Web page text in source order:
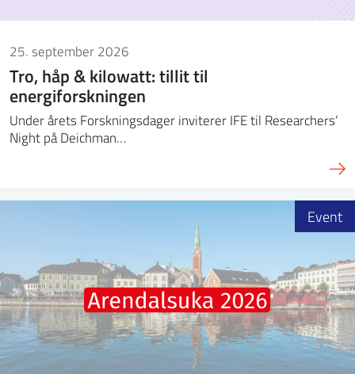
25. september 2026
Tro, håp & kilowatt: tillit til
energiforskningen
Under årets Forskningsdager inviterer IFE til Researchers’
Night på Deichman…
Event